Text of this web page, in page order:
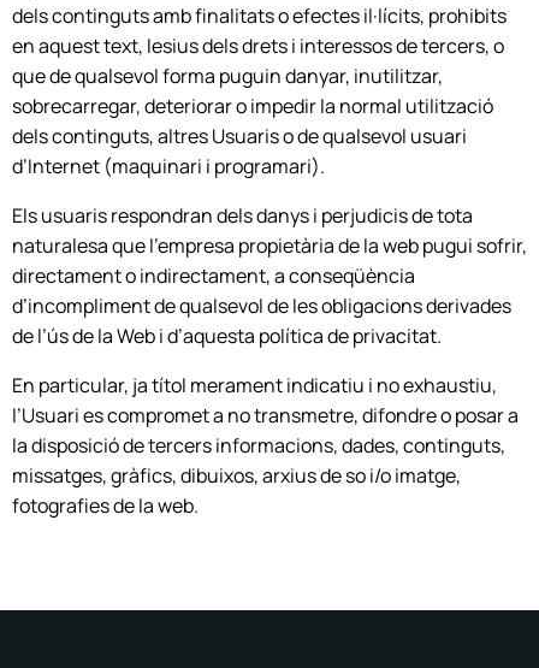
dels continguts amb finalitats o efectes il·lícits, prohibits
en aquest text, lesius dels drets i interessos de tercers, o
que de qualsevol forma puguin danyar, inutilitzar,
sobrecarregar, deteriorar o impedir la normal utilització
dels continguts, altres Usuaris o de qualsevol usuari
d’Internet (maquinari i programari).
Els usuaris respondran dels danys i perjudicis de tota
naturalesa que l’empresa propietària de la web pugui sofrir,
directament o indirectament, a conseqüència
d’incompliment de qualsevol de les obligacions derivades
de l’ús de la Web i d’aquesta política de privacitat.
En particular, ja títol merament indicatiu i no exhaustiu,
l’Usuari es compromet a no transmetre, difondre o posar a
la disposició de tercers informacions, dades, continguts,
missatges, gràfics, dibuixos, arxius de so i/o imatge,
fotografies de la web.